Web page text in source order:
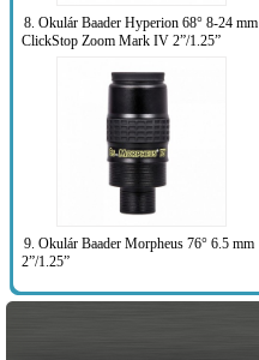
8. Okulár Baader Hyperion 68° 8-24 mm
ClickStop Zoom Mark IV 2”/1.25”
9. Okulár Baader Morpheus 76° 6.5 mm
2”/1.25”